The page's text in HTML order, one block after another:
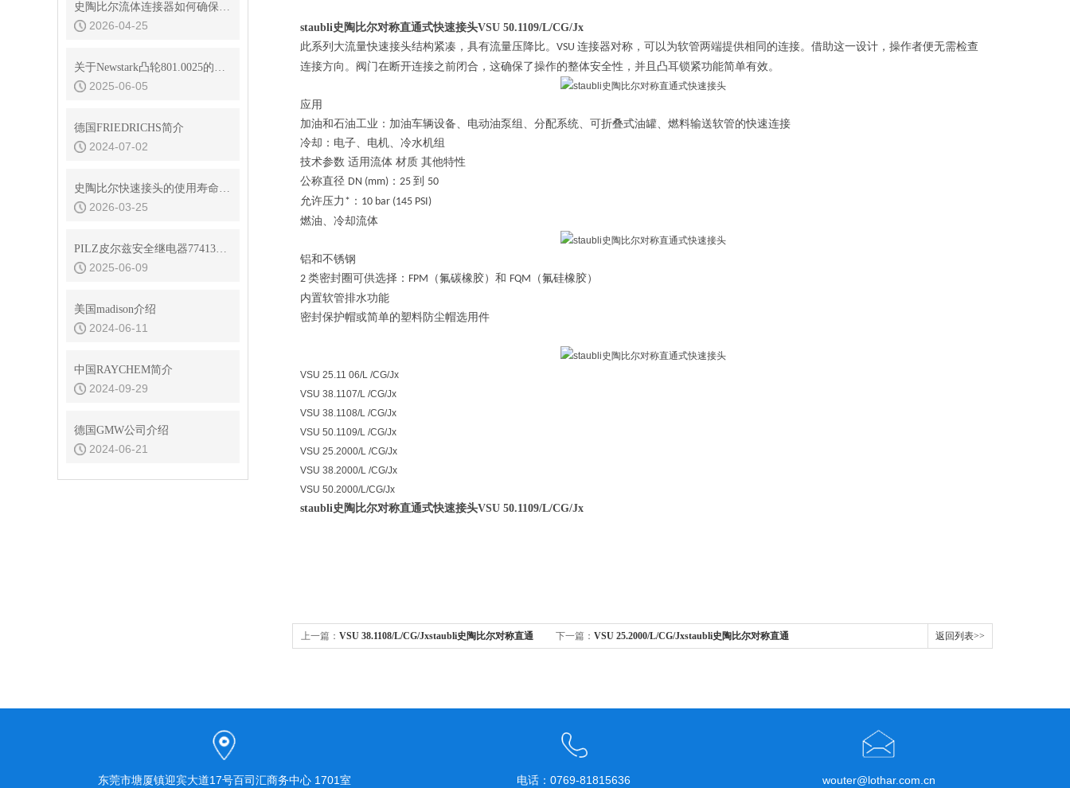
史陶比尔流体连接器如何确保连接处的密封？
2026-04-25
关于Newstark凸轮801.0025的简介绍及日常维护
2025-06-05
德国FRIEDRICHS简介
2024-07-02
史陶比尔快速接头的使用寿命是多久？
2026-03-25
PILZ皮尔兹安全继电器774131工作原理
2025-06-09
美国madison介绍
2024-06-11
中国RAYCHEM简介
2024-09-29
德国GMW公司介绍
2024-06-21
staubli史陶比尔对称直通式快速接头VSU 50.1109/L/CG/Jx
此系列大流量快速接头结构紧凑，具有流量压降比。 VSU 连接器对称，可以为软管两端提供相同的连接。借助这一设计，操作者便无需检查
连接方向。阀门在断开连接之前闭合，这确保了操作的整体安全性，并且凸耳锁紧功能简单有效。
应用
加油和石油工业：加油车辆设备、电动油泵组、分配系统、可折叠式油罐、燃料输送软管的快速连接
冷却：电子、电机、冷水机组
技术参数 适用流体 材质 其他特性
公称直径 DN (mm) ： 25 到 50
允许压力 * ： 10 bar (145 PSI)
燃油、冷却流体
铝和不锈钢
2 类密封圈可供选择： FPM （氟碳橡胶）和 FQM （氟硅橡胶）
内置软管排水功能
密封保护帽或简单的塑料防尘帽选用件
VSU 25.11 06/L /CG/Jx
VSU 38.1107/L /CG/Jx
VSU 38.1108/L /CG/Jx
VSU 50.1109/L /CG/Jx
VSU 25.2000/L /CG/Jx
VSU 38.2000/L /CG/Jx
VSU 50.2000/L/CG/Jx
staubli史陶比尔对称直通式快速接头VSU 50.1109/L/CG/Jx
上一篇： VSU 38.1108/L/CG/Jxstaubli史陶比尔对称直通 下一篇： VSU 25.2000/L/CG/Jxstaubli史陶比尔对称直通 返回列表>>
东莞市塘厦镇迎宾大道17号百司汇商务中心 1701室 电话：0769-81815636 wouter@lothar.com.cn